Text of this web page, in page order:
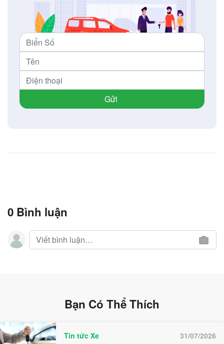
Gửi
0 Bình luận
Bạn Có Thể Thích
Tin tức Xe 31/07/2026